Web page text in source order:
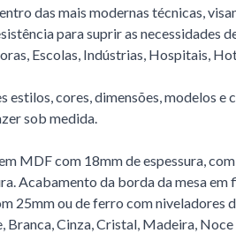
das mais modernas técnicas,
para suprir as necessidades
Escolas, Indústrias, Hospitais,
estilos, cores, dimensões, modelos e
sob medida.
MDF com 18mm de espessura,
Acabamento da borda da mesa em
25mm ou de ferro com niveladores
Branca, Cinza, Cristal, Madeira,